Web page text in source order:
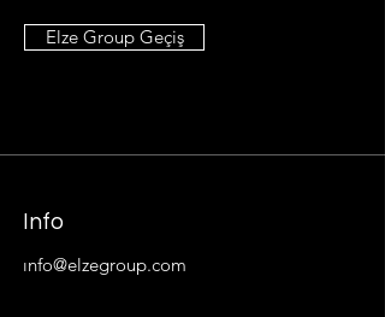
Elze Group Geçiş
Info
ınfo@elzegroup.com